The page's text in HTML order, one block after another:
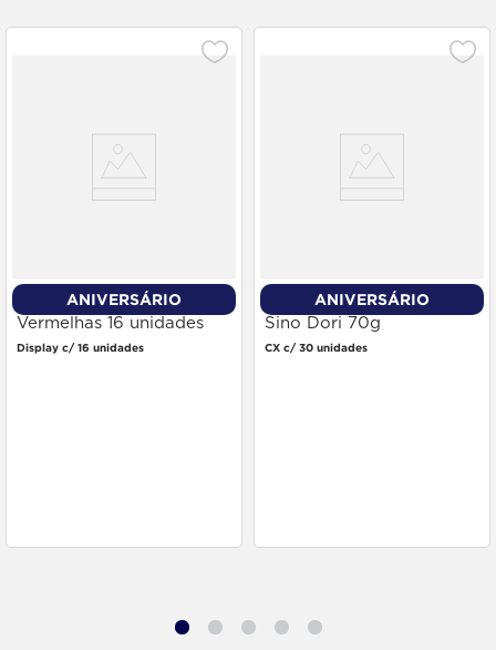
ANIVERSÁRIO
Bala Mentos Frutas
Vermelhas 16 unidades
Display c/ 16 unidades
ANIVERSÁRIO
Bala de Goma Gomets
Sino Dori 70g
CX c/ 30 unidades